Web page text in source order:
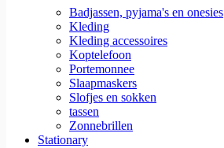
Badjassen, pyjama's en onesies
Kleding
Kleding accessoires
Koptelefoon
Portemonnee
Slaapmaskers
Slofjes en sokken
tassen
Zonnebrillen
Stationary